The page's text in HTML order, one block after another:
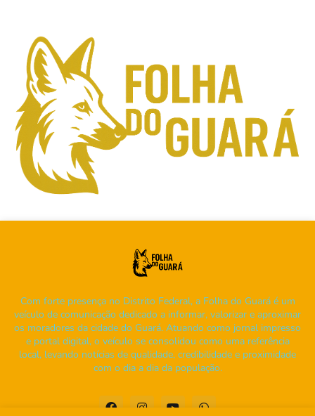
Com forte presença no Distrito Federal, a Folha do Guará é um
veículo de comunicação dedicado a informar, valorizar e aproximar
os moradores da cidade do Guará. Atuando como jornal impresso
e portal digital, o veículo se consolidou como uma referência
local, levando notícias de qualidade, credibilidade e proximidade
com o dia a dia da população.